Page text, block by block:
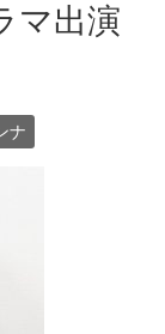
マ出演
ナ